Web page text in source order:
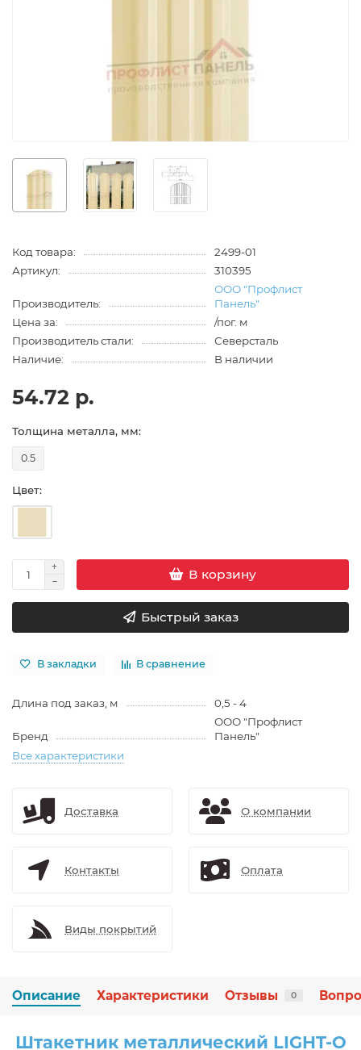
Код товара:
2499-01
Артикул:
310395
Производитель:
ООО "Профлист
Панель"
Цена за:
/пог. м
Производитель стали:
Северсталь
Наличие:
В наличии
54.72 р.
Толщина металла, мм:
0.5
Цвет:
В корзину
Быстрый заказ
В закладки В сравнение
Длина под заказ, м 0,5 - 4
Бренд
ООО "Профлист
Панель"
Все характеристики
Доставка О компании
Контакты Оплата
Виды покрытий
Описание Характеристики Отзывы 0
Штакетник металлический LIGHT-O